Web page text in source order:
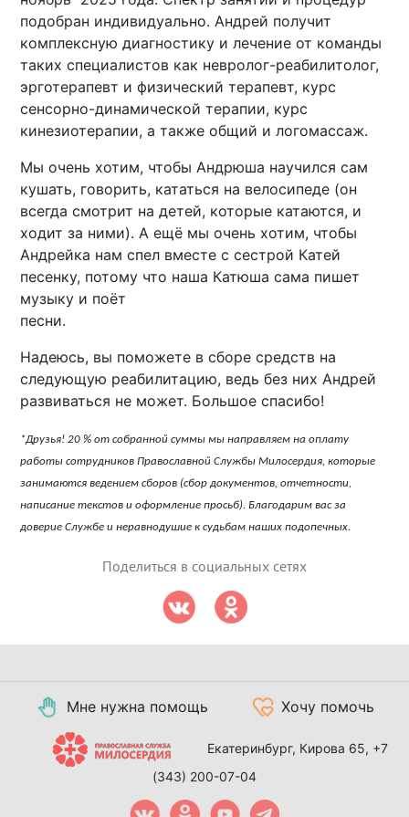
подобран индивидуально.Андрей получит
комплексную диагностику и лечение от команды
таких специалистов как невролог-реабилитолог,
эрготерапевт и физический терапевт, курс
сенсорно-динамической терапии, курс
кинезиотерапии, а также общий и логомассаж.
Мы очень хотим, чтобы Андрюша научился сам
кушать, говорить, кататься на велосипеде (он
всегда смотрит на детей, которые катаются, и
ходит за ними). А ещё мы очень хотим, чтобы
Андрейка нам спел вместе с сестрой Катей
песенку, потому что наша Катюша сама пишет
музыку и поёт
песни.
Надеюсь, вы поможете в сборе средств на
следующую реабилитацию, ведь без них Андрей
развиваться не может. Большое спасибо!
*Друзья! 20 % от собранной суммы мы направляем на оплату
работы сотрудников Православной Службы Милосердия, которые
занимаются ведением сборов (сбор документов, отчетности,
написание текстов и оформление просьб). Благодарим вас за
доверие Службе и неравнодушие к судьбам наших подопечных.
Поделиться в социальных сетях
Мне нужна помощь Хочу помочь
Екатеринбург, Кирова 65, +7
(343) 200-07-04